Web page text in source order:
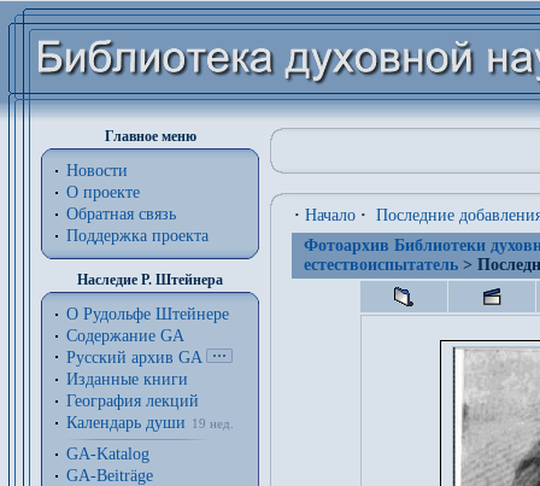
Главное меню
Новости
О проекте
Обратная связь
Поддержка проекта
Наследие Р. Штейнера
О Рудольфе Штейнере
Содержание GA
Русский архив GA
Изданные книги
География лекций
Календарь души
19 нед.
GA-Katalog
GA-Beiträge
· Начало · Последние
Фотоархив Библиотеки
естествоиспытатель >